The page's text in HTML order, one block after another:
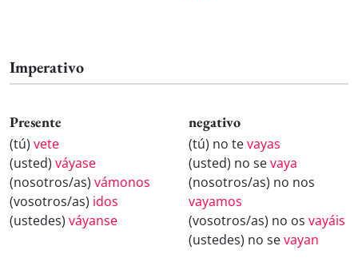
Imperativo
Presente
(tú) vete
(usted) váyase
(nosotros/as) vámonos
(vosotros/as) idos
(ustedes) váyanse
negativo
(tú) no tevayas
(usted) no sevaya
(nosotros/as) no nos
vayamos
(vosotros/as) no os vayáis
(ustedes) no sevayan